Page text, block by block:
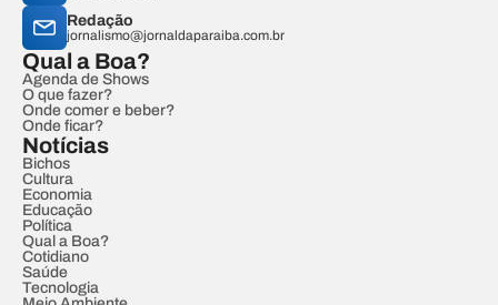
Redação
jornalismo@jornaldaparaiba.com.br
Qual a Boa?
Agenda de Shows
O que fazer?
Onde comer e beber?
Onde ficar?
Notícias
Bichos
Cultura
Economia
Educação
Política
Qual a Boa?
Cotidiano
Saúde
Tecnologia